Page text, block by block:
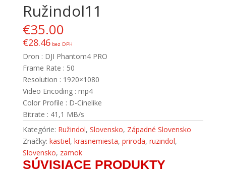
Ružindol11
€35.00
€28.46bez DPH
Dron : DJI Phantom4 PRO
Frame Rate : 50
Resolution : 1920×1080
Video Encoding : mp4
Color Profile : D-Cinelike
Bitrate : 41,1 MB/s
Kategórie: Ružindol, Slovensko, Západné Slovensko
Značky: kastiel, krasnemiesta, priroda, ruzindol,
Slovensko, zamok
SÚVISIACE PRODUKTY